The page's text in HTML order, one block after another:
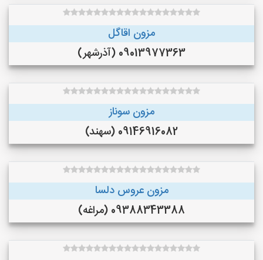
مزون اقاگل
09013977363 (آذرشهر)
مزون سوناز
09146916082 (سهند)
مزون عروس دلسا
09388343388 (مراغه)